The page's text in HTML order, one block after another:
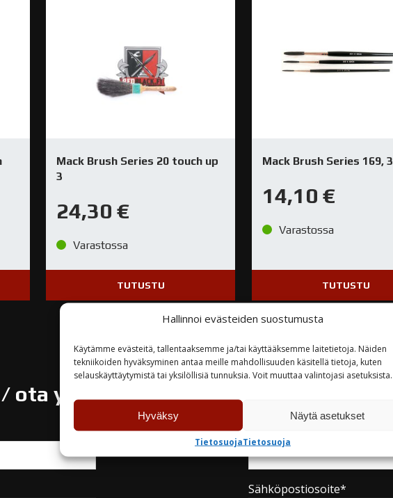
Hallinnoi evästeiden suostumusta
Käytämme evästeitä, tallentaaksemme ja/tai käyttääksemme laitetietoja. Näiden
tekniikoiden hyväksyminen antaa meille mahdollisuuden käsitellä tietoja, kuten
selauskäyttäytymistä tai yksilöllisiä tunnuksia. Voit muuttaa valintojasi asetuksista.
Hyväksy Näytä asetukset
TietosuojaTietosuoja
Mack Brush Series 20 touch up
3
24,30€
Varastossa
TUTUSTU
Mack Brush Series 169, 3
14,10 €
Varastossa
TUTUSTU
ota yhteyttä
Sähköpostiosoite*